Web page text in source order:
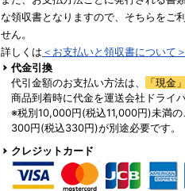
な領収書となりますので、そちらをご
せん。
詳しくは ＜お支払いと領収書について
代金引換
代引金額のお支払い方法は、
「現金
商品到着時に代金を運送会社ドライ
※税別10,000円(税込11,000円)未満
300円(税込330円)が別途必要です。
クレジットカード